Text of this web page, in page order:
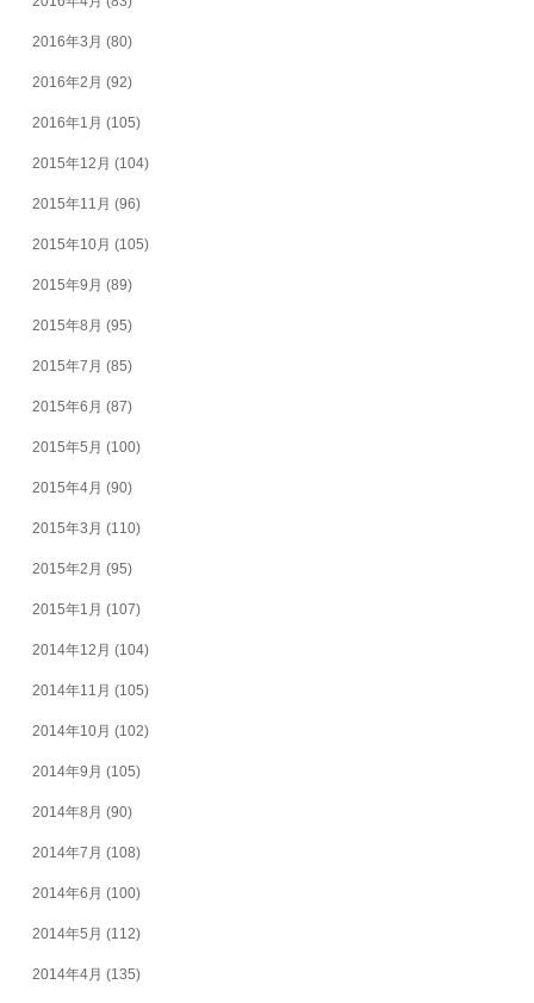
2016年3月 (80)
2016年2月 (92)
2016年1月 (105)
2015年12月 (104)
2015年11月 (96)
2015年10月 (105)
2015年9月 (89)
2015年8月 (95)
2015年7月 (85)
2015年6月 (87)
2015年5月 (100)
2015年4月 (90)
2015年3月 (110)
2015年2月 (95)
2015年1月 (107)
2014年12月 (104)
2014年11月 (105)
2014年10月 (102)
2014年9月 (105)
2014年8月 (90)
2014年7月 (108)
2014年6月 (100)
2014年5月 (112)
2014年4月 (135)